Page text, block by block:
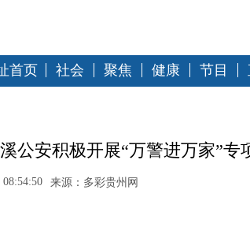
首页 社会 聚焦 健康 节目
公安积极开展“万警进万家”专
08:54:50 来源：多彩贵州网